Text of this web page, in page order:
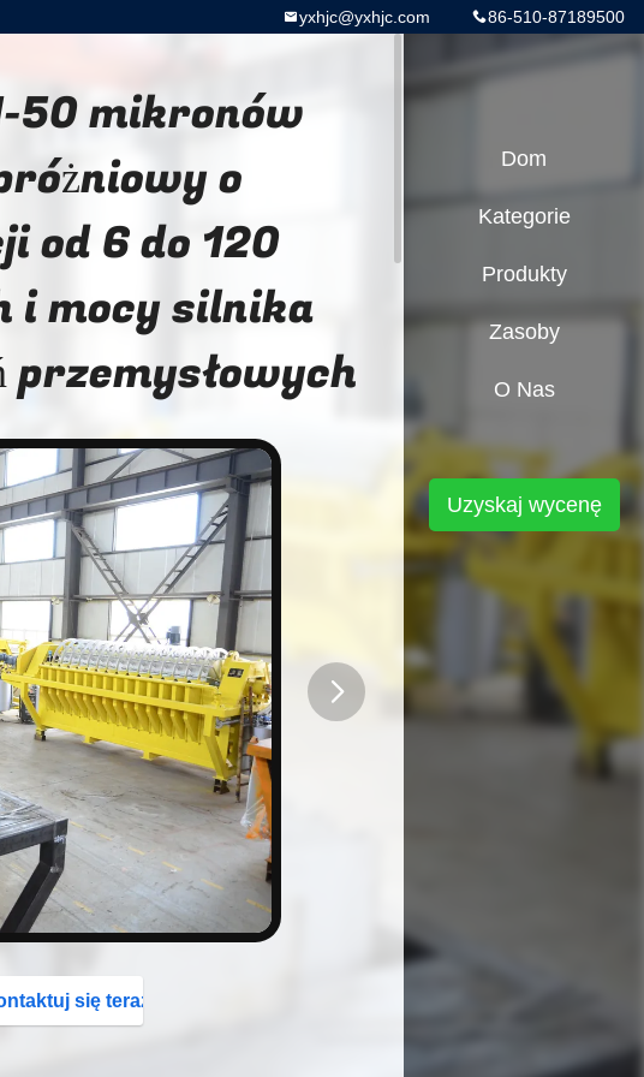
86-510-87189500
yxhjc@yxhjc.com
mikronów
o
6 do 120
i mocy silnika
przemysłowych
się teraz
Dom
Kategorie
Produkty
Zasoby
O Nas
Uzyskaj wycenę